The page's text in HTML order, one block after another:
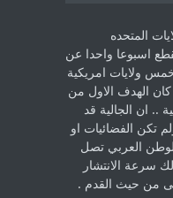
المتحده
عام 1993 ، لم ‏تنقطع اسبوعا واحدا عن
ولايات امريكية
كان الهدف الاول من
.. ان الجالية قد
تكن الفضائيات او
‏العربي تصل
سرعة الانتشار
من حيث القدم .